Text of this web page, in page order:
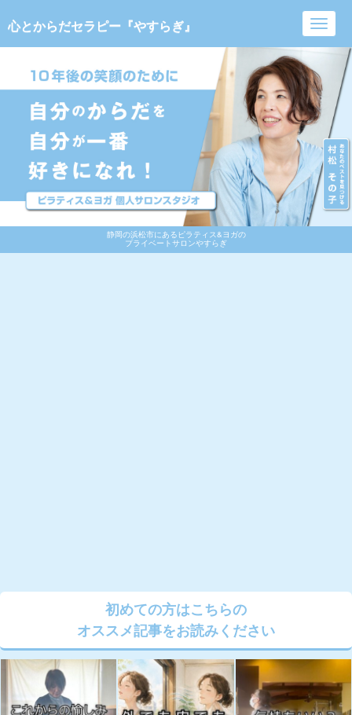
静岡の浜松市にあるピラティス&ヨガの
プライベートサロンやすらぎ
心とからだセラピー『やすらぎ』
初めての方はこちらの
オススメ記事をお読みください